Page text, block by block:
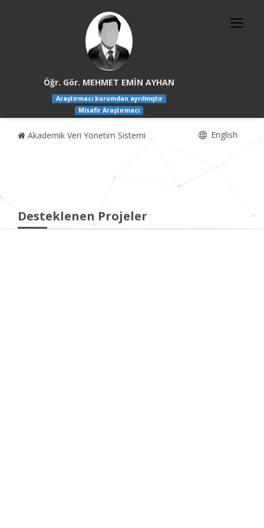
Öğr. Gör. MEHMET EMİN AYHAN
Araştırmacı kurumdan ayrılmıştır
Misafir Araştırmacı
Akademik Veri Yönetim Sistemi English
Desteklenen Projeler